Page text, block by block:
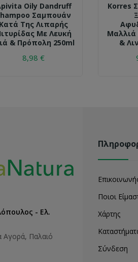
Oily Dandruff
Σαμπουάν
Κατά Της Λιπαρής
Με Λευκή
& Πρόπολη 250ml
8,98 €
Korres
Μαλλιά
&
- Ελ.
Αγορά, Παλαιό
Ποιοι
Χάρτης
Σύνδεση